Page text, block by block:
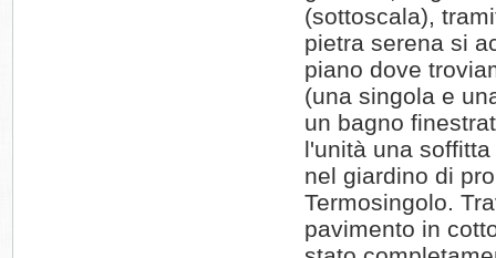
(sottoscala),
pietra serena si
piano dove
(una singola e
un bagno
l'unità una
nel giardino di
Termosingolo.
pavimento in